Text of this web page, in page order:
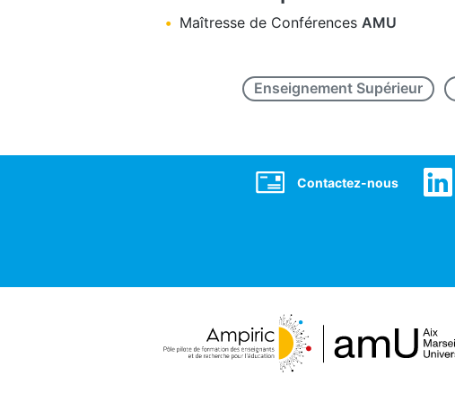
Maîtresse de Conférences AMU
Enseignement Supérieur
SocialContactez-nous